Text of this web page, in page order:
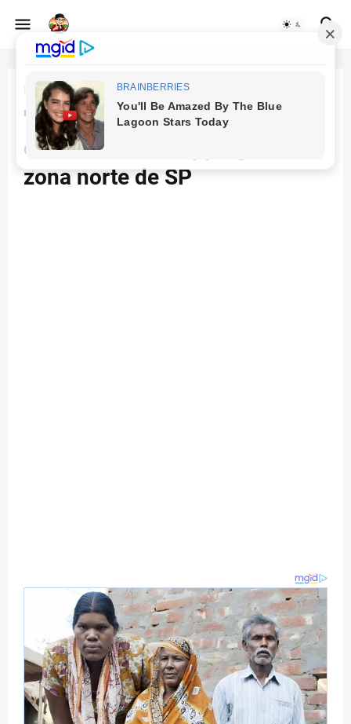
Beranda São Paulo
'Jaguar Parade' pode ser
conferida no Shopping D, na
zona norte de SP